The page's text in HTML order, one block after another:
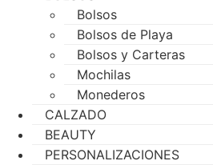
Bolsos
Bolsos de Playa
Bolsos y Carteras
Mochilas
Monederos
CALZADO
BEAUTY
PERSONALIZACIONES